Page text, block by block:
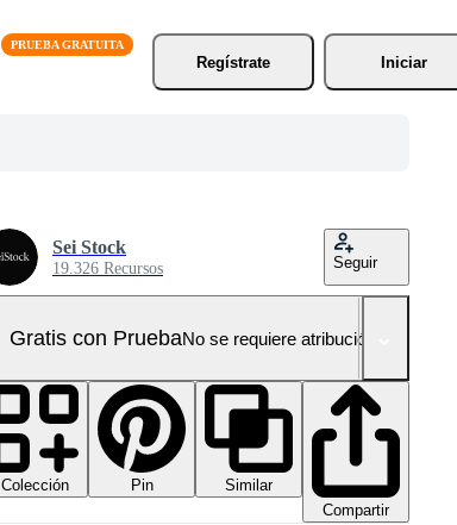
Regístrate
Iniciar
Sei Stock
19.326 Recursos Seguir
Gratis con PruebaNo se requiere atribución!
Colección Pin
Similar
Compartir